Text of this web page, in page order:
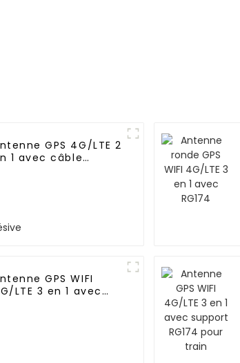
GPS 4G/LTE 2
1 avec câble
GPS WIFI
LTE 3 en 1 avec